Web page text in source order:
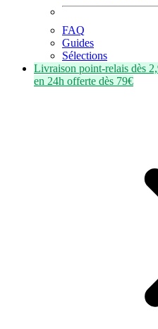
FAQ
Guides
Sélections
Livraison point-relais dès
en 24h offerte dès 79€